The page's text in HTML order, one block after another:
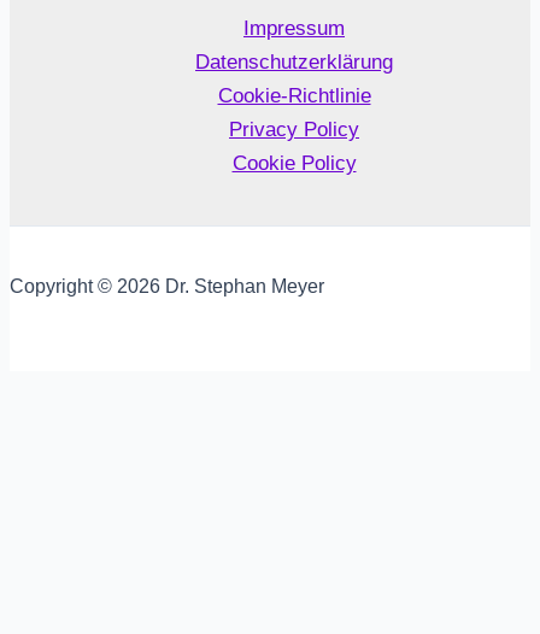
Impressum
Datenschutzerklärung
Cookie-Richtlinie
Privacy Policy
Cookie Policy
Copyright © 2026 Dr. Stephan Meyer